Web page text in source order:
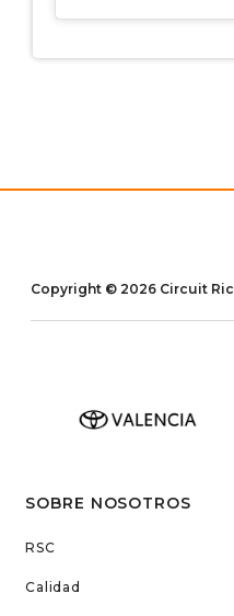
Copyright © 2026 Circuit
SOBRE NOSOTROS
RSC
Calidad